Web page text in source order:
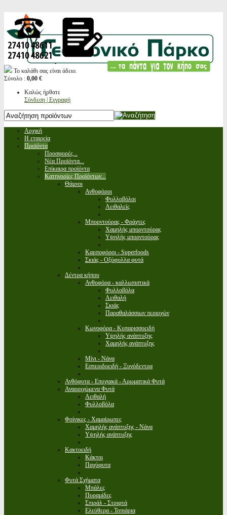
Το καλάθι σας είναι άδειο.
Σύνολο : 0,00 €
Καλώς ήρθατε
Σύνδεση | Εγγραφή
Αρχική
Η εταιρεία
Προϊόντα
Προσφορές...
Νέα Προϊόντα...
Επίκαιρα προϊόντα
Κατηγορίες Προϊόντων...
Θάμνοι
Ανθοφόροι
Φυλλοβόλοι
Αειθαλείς
Μπορντούρας - Φράχτες
Χαμηλής μπορντούρας
Υψηλής μπορντούρας
Καρποφόροι - Superfoods
Σκιάς - Οξύφυλλα φυτά
Δέντρα κήπου
Ανθοφόρα - καλλωπιστικά
Φυλλοβόλα
Αειθαλή
Σκιάς
Παραθαλάσσιων περιοχών
Κωνοφόρα - Κυπαρισσοειδή
Υψηλής ανάπτυξης
Χαμηλής ανάπτυξης
Μίνι - Νάνα
Εσπεριδοειδή - Ξυνόδεντρα
Ανθόφυτα - Εποχιακά - Αρωματικά Φυτά
Αναρριχώμενα Φυτά
Αειθαλή
Φυλλοβόλα
Φοίνικες - Χαμαίρωπες
Χαμηλής ανάπτυξης - Νάνα
Υψηλής ανάπτυξης
Κακτοειδή
Κάκτοι
Παχύφυτα
Φυτά Σχήματα
Μπάλες
Πυραμίδες
Σπιράλ - Στριφτά
Ελεύθερα - Τοπιάρια